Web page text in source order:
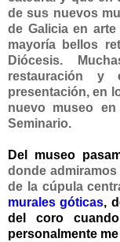
de sus nuevos
de Galicia en
mayoría bellos
Diócesis.
restauración y
presentación, en
nuevo museo
Seminario.
Del museo
donde
de la cúpula
muralesgóticas,
del coro
personalmente